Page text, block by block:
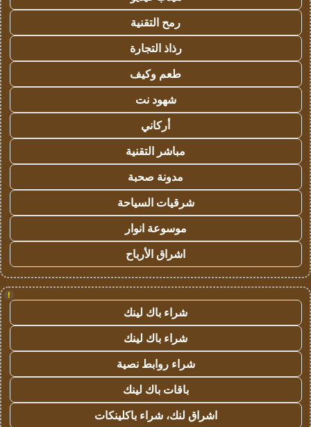
رمح التقنية
رذاذ التجارة
طعم وكيف
شهود نت
أركاني
مباشر التقنية
مدونة صحبة
شرقيات السياحة
موسوعة انوار
اشراق الأرباح
!
شراء باك لينك
شراء باك لينك
شراء روابط نصية
باقات باك لينك
اشراق لنك، شراء باكلينكات